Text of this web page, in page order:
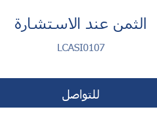
الثمن عند الاستشارة
LCASI0107
للتواصل